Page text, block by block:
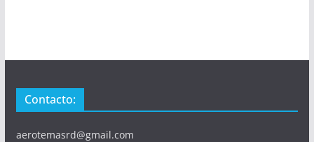
Contacto:
aerotemasrd@gmail.com